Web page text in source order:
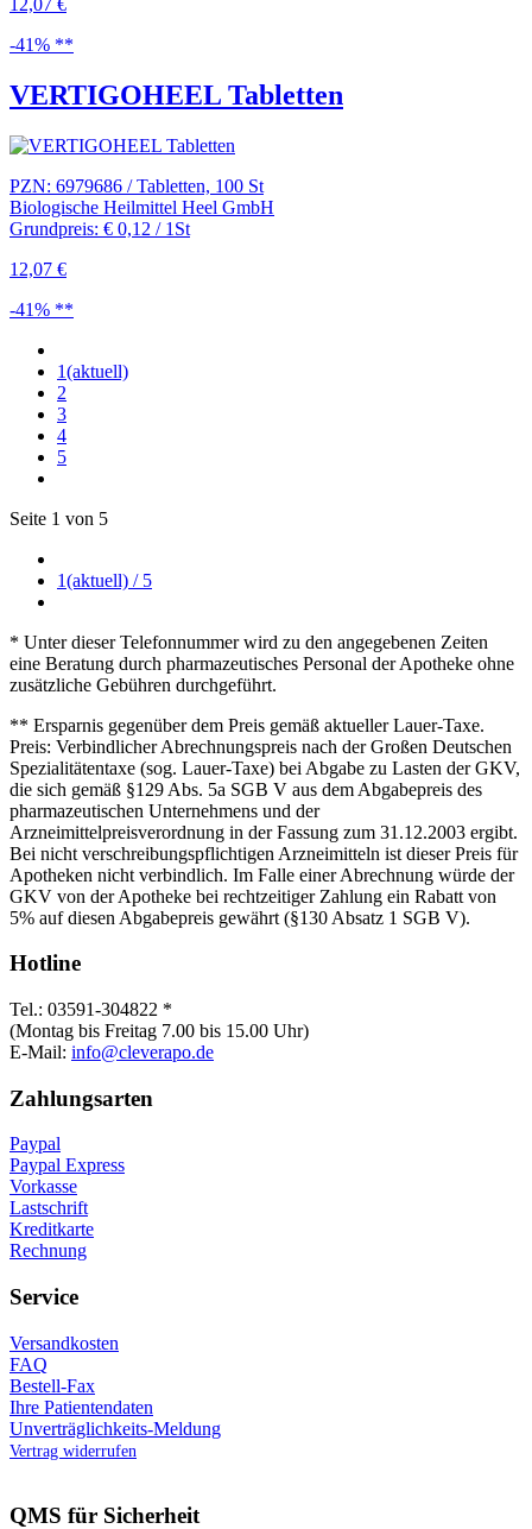
-41% **
VERTIGOHEEL Tabletten
PZN: 6979686 / Tabletten, 100 St
Biologische Heilmittel Heel GmbH
Grundpreis: € 0,12 / 1St
12,07 €
-41% **
1(aktuell)
2
3
4
5
Seite 1 von 5
1(aktuell) / 5
* Unter dieser Telefonnummer wird zu den angegebenen Zeiten
eine Beratung durch pharmazeutisches Personal der Apotheke ohne
zusätzliche Gebühren durchgeführt.
** Ersparnis gegenüber dem Preis gemäß aktueller Lauer-Taxe.
Preis: Verbindlicher Abrechnungspreis nach der Großen Deutschen
Spezialitätentaxe (sog. Lauer-Taxe) bei Abgabe zu Lasten der GKV,
die sich gemäß §129 Abs. 5a SGB V aus dem Abgabepreis des
pharmazeutischen Unternehmens und der
Arzneimittelpreisverordnung in der Fassung zum 31.12.2003 ergibt.
Bei nicht verschreibungspflichtigen Arzneimitteln ist dieser Preis für
Apotheken nicht verbindlich. Im Falle einer Abrechnung würde der
GKV von der Apotheke bei rechtzeitiger Zahlung ein Rabatt von
5% auf diesen Abgabepreis gewährt (§130 Absatz 1 SGB V).
Hotline
Tel.: 03591-304822 *
(Montag bis Freitag 7.00 bis 15.00 Uhr)
E-Mail: info@cleverapo.de
Zahlungsarten
Paypal
Paypal Express
Vorkasse
Lastschrift
Kreditkarte
Rechnung
Service
Versandkosten
FAQ
Bestell-Fax
Ihre Patientendaten
Unverträglichkeits-Meldung
Vertrag widerrufen
QMS für Sicherheit